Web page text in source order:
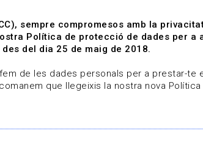
A qui representem Contacte
sempre compromesos amb la
Política de protecció de dades per a
del dia 25 de maig de 2018.
de les dades personals per a prestar-te
que llegeixis la nostra nova